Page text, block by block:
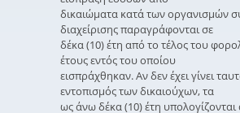
δικαιώματα κατά των οργανισμών
διαχείρισης παραγράφονται σε
δέκα (10) έτη από το τέλος του
έτους εντός του οποίου
εισπράχθηκαν. Αν δεν έχει γίνει
εντοπισμός των δικαιούχων, τα
ως άνω δέκα (10) έτη